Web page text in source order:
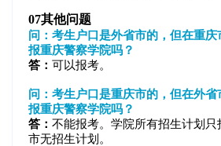
07其他问题
问：考生户口是外省市的，但在重
报重庆警察学院吗？
答： 可以报考。
问：考生户口是重庆市的，但在外
报重庆警察学院吗？
答： 不能报考。学院所有招生计划
市无招生计划。